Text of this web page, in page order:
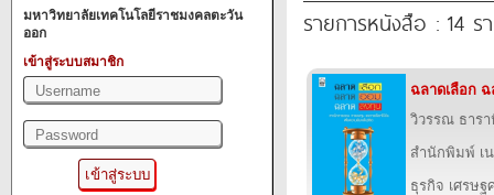
มหาวิทยาลัยเทคโนโลยีราชมงคลตะวัน
ออก
เข้าสู่ระบบสมาชิก
รายการหนังสือ : 14 ร
ฉลาดเลือก
วิวรรณ ธาร
สำนักพิมพ์ เ
ธุรกิจ เศรษฐ